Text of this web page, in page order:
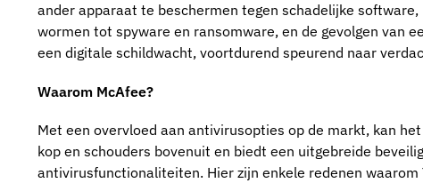
ander apparaat te beschermen tegen schadelijke
wormen tot spyware en ransomware, en de gevolgen van
een digitale schildwacht, voortdurend speurend naar
Waarom McAfee?
Met een overvloed aan antivirusopties op de markt, kan
kop en schouders bovenuit en biedt een uitgebreide
antivirusfunctionaliteiten. Hier zijn enkele redenen